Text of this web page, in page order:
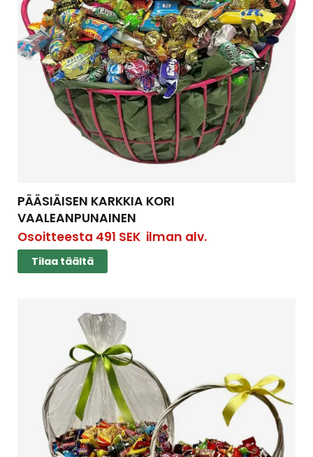
PÄÄSIÄISEN KARKKIA KORI
VAALEANPUNAINEN
Osoitteesta 491 SEKilman alv.
Tilaa täältä